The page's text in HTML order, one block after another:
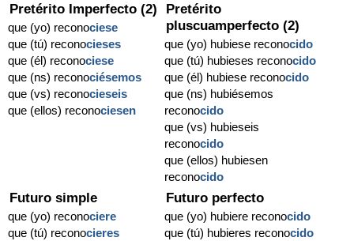
Pretérito Imperfecto (2)
que (yo) reconociese
que (tú) reconocieses
que (él) reconociese
que (ns) reconociésemos
que (vs) reconocieseis
que (ellos) reconociesen
Pretérito
pluscuamperfecto (2)
que (yo) hubiese reconocido
que (tú) hubieses reconocido
que (él) hubiese reconocido
que (ns) hubiésemos
reconocido
que (vs) hubieseis
reconocido
que (ellos) hubiesen
reconocido
Futuro simple
que (yo) reconociere
que (tú) reconocieres
Futuro perfecto
que (yo) hubiere reconocido
que (tú) hubieres reconocido